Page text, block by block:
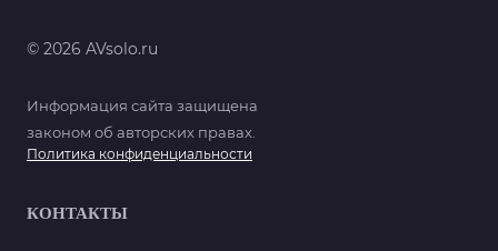
© 2026 AVsolo.ru
Информация сайта защищена
законом об авторских правах.
Политика конфиденциальности
КОНТАКТЫ